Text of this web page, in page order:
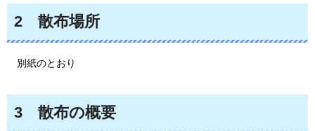
2 散布場所
別紙のとおり
3 散布の概要